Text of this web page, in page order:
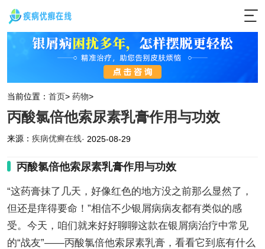
当前位置： 首页> 药物>
丙酸氯倍他索尿素乳膏作用与功效
来源： 疾病优癣在线· 2025-08-29
丙酸氯倍他索尿素乳膏作用与功效
“这药膏抹了几天，好像红色的地方没之前那么显然了，
但还是痒得要命！”相信不少银屑病病友都有类似的感
受。今天，咱们就来好好聊聊这款在银屑病治疗中常见
的“战友”——丙酸氯倍他索尿素乳膏，看看它到底有什么